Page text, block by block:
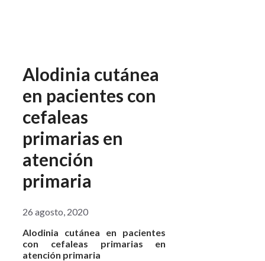
Alodinia cutánea
en pacientes con
cefaleas
primarias en
atención
primaria
26 agosto, 2020
Alodinia cutánea en pacientes
con cefaleas primarias en
atención primaria